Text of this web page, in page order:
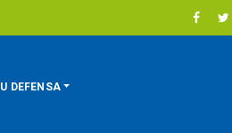
DEFENSA